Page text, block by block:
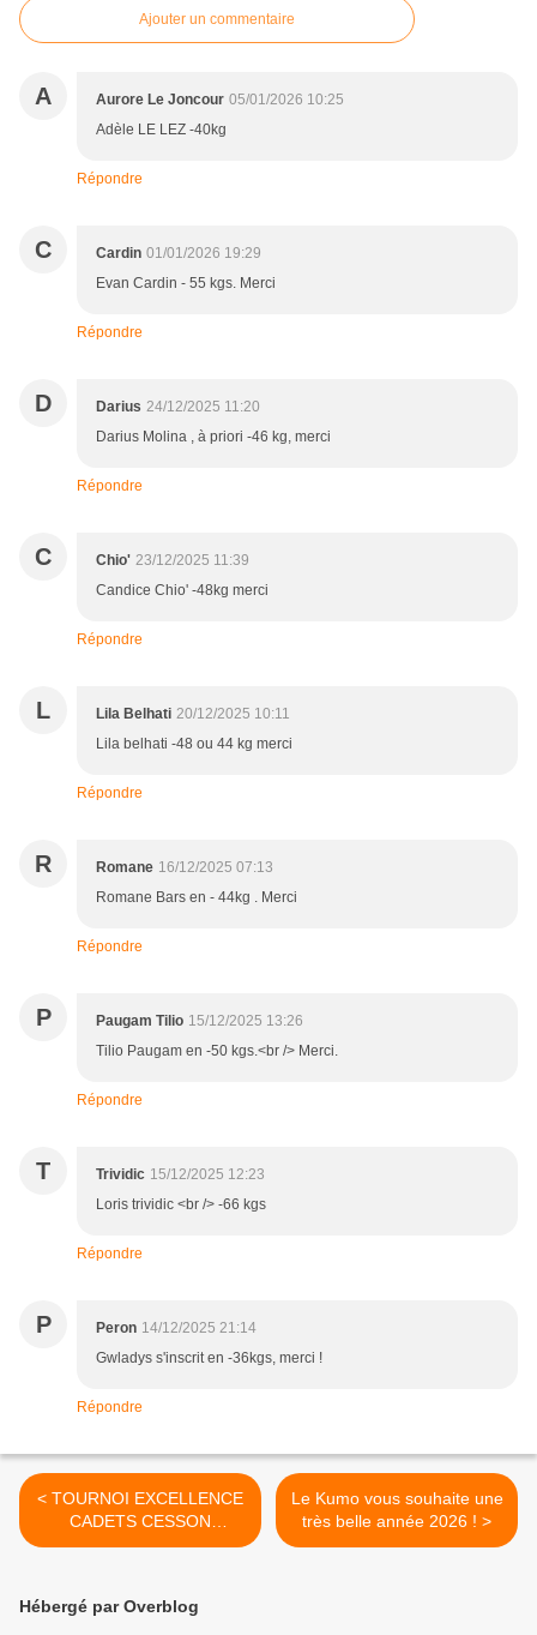
Ajouter un commentaire
A Aurore Le Joncour 05/01/2026 10:25
Adèle LE LEZ -40kg
Répondre
C Cardin 01/01/2026 19:29
Evan Cardin - 55 kgs. Merci
Répondre
D Darius 24/12/2025 11:20
Darius Molina , à priori -46 kg, merci
Répondre
C Chio' 23/12/2025 11:39
Candice Chio' -48kg merci
Répondre
L Lila Belhati 20/12/2025 10:11
Lila belhati -48 ou 44 kg merci
Répondre
R Romane 16/12/2025 07:13
Romane Bars en - 44kg . Merci
Répondre
P Paugam Tilio 15/12/2025 13:26
Tilio Paugam en -50 kgs.<br /> Merci.
Répondre
T Trividic 15/12/2025 12:23
Loris trividic <br /> -66 kgs
Répondre
P Peron 14/12/2025 21:14
Gwladys s'inscrit en -36kgs, merci !
Répondre
< TOURNOI EXCELLENCE
CADETS CESSON
BRETAGNE
Le Kumo vous souhaite une
très belle année 2026 ! >
Hébergé par Overblog